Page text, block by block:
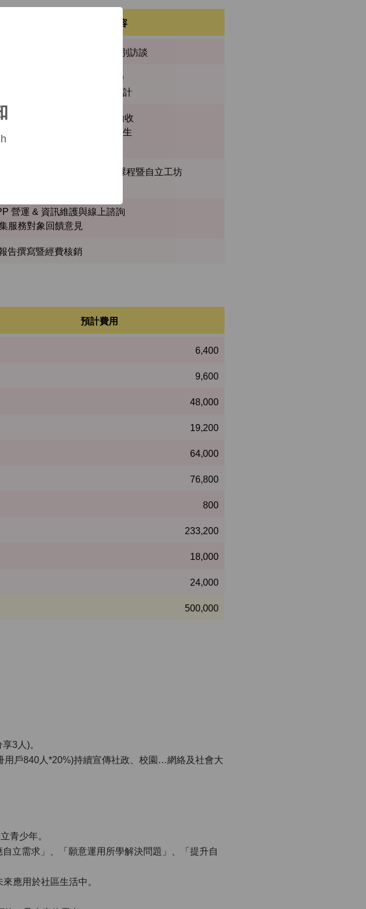
預計完成內容
求階段：辦理焦點團體與個別訪談
開發階段-1：廠商合作開發
立生活技能培訓課程規劃與設計
開發階段-2：系統測試與驗收
立生活技能培訓課程廣宣與招生
16 場次自立生活技能培訓課程暨自立工坊
APP 宣導應用
營運 & 資訊維護與線上諮詢
服務對象回饋意見
告撰寫暨經費核銷
預計費用
6,400
9,600
48,000
19,200
64,000
76,800
800
233,200
18,000
24,000
500,000
3人)。
戶840人*20%)持續宣傳社政、校園…網絡及社會大
青少年。
立需求」、「願意運用所學解決問題」、「提升自
應用於社區生活中。